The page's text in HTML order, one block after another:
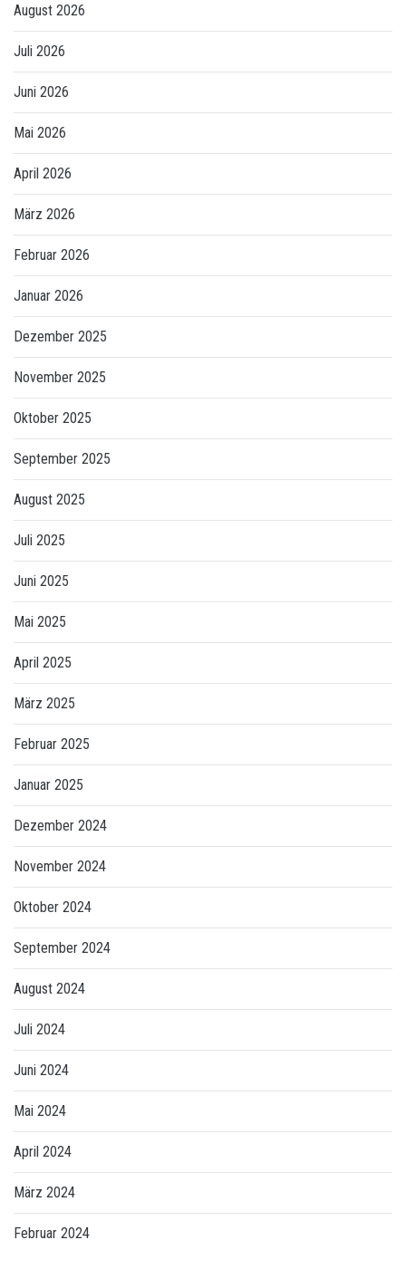
August 2026
Juli 2026
Juni 2026
Mai 2026
April 2026
März 2026
Februar 2026
Januar 2026
Dezember 2025
November 2025
Oktober 2025
September 2025
August 2025
Juli 2025
Juni 2025
Mai 2025
April 2025
März 2025
Februar 2025
Januar 2025
Dezember 2024
November 2024
Oktober 2024
September 2024
August 2024
Juli 2024
Juni 2024
Mai 2024
April 2024
März 2024
Februar 2024